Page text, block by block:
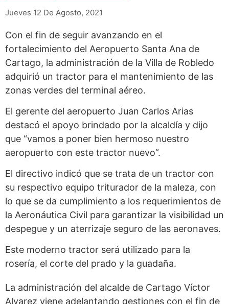
Jueves 12 De Agosto, 2021
Con el fin de seguir avanzando en el
fortalecimiento del Aeropuerto Santa Ana de
Cartago, la administración de la Villa de Robledo
adquirió un tractor para el mantenimiento de las
zonas verdes del terminal aéreo.
El gerente del aeropuerto Juan Carlos Arias
destacó el apoyo brindado por la alcaldía y dijo
que “vamos a poner bien hermoso nuestro
aeropuerto con este tractor nuevo”.
El directivo indicó que se trata de un tractor con
su respectivo equipo triturador de la maleza, con
lo que se da cumplimiento a los requerimientos de
la Aeronáutica Civil para garantizar la visibilidad un
despegue y un aterrizaje seguro de las aeronaves.
Este moderno tractor será utilizado para la
rosería, el corte del prado y la guadaña.
La administración del alcalde de Cartago Víctor
Alvarez viene adelantando gestiones con el fin de